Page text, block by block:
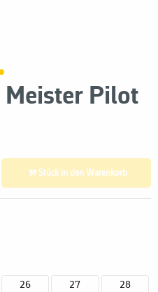
Meister Pilot
26 27 28
Stück in den Warenkorb